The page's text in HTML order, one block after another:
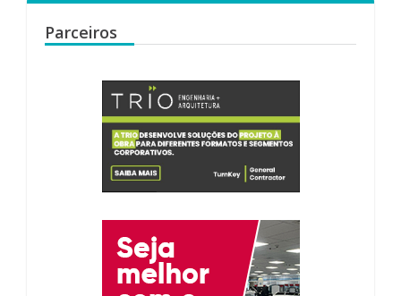
Parceiros